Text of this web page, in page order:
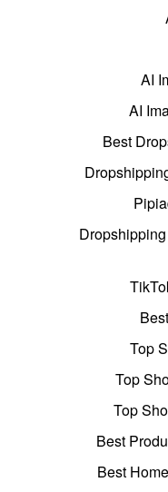
AI
AI
Best
Top
Top
Top
Best
Best